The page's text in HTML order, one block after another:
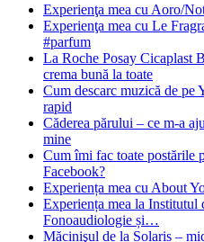
Experienţa mea cu Aoro/
Experienţa mea cu Le
#parfum
La Roche Posay Cicaplast
crema bună la toate
Cum descarc muzică de pe
rapid
Căderea părului – ce m-a
mine
Cum îmi fac toate postările
Facebook?
Experiența mea cu About
Experiența mea la Institutul
Fonoaudiologie și…
Măcinişul de la Solaris –